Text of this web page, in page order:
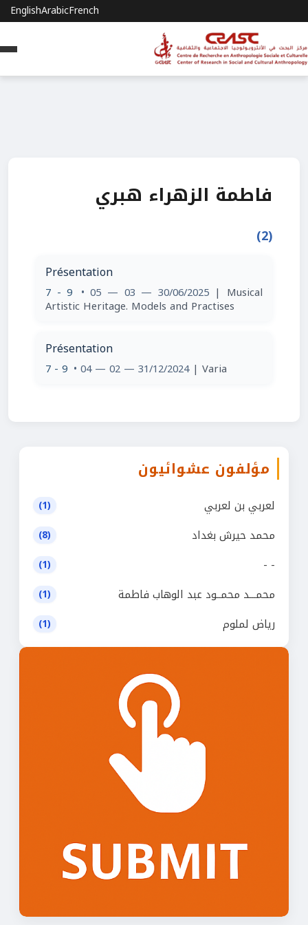
French
Arabic
English
فاطمة الزهراء هبري
(2)
Présentation
7 - 9 • 05 — 03 — 30/06/2025 | Musical
Artistic Heritage. Models and Practises
Présentation
7 - 9 • 04 — 02 — 31/12/2024 | Varia
مؤلفون عشوائيون
لعربي بن لعربي (1)
محمد حيرش بغداد (8)
- -
(1)
محمـــد محمــود عبد الوهاب فاطمة (1)
رياض لملوم (1)